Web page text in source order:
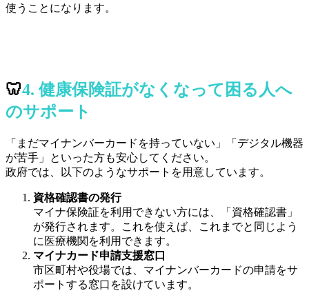
使うことになります。
🦷4. 健康保険証がなくなって困る人へ
のサポート
「まだマイナンバーカードを持っていない」「デジタル機器
が苦手」といった方も安心してください。
政府では、以下のようなサポートを用意しています。
資格確認書の発行
マイナ保険証を利用できない方には、「資格確認書」
が発行されます。これを使えば、これまでと同じよう
に医療機関を利用できます。
マイナカード申請支援窓口
市区町村や役場では、マイナンバーカードの申請をサ
ポートする窓口を設けています。